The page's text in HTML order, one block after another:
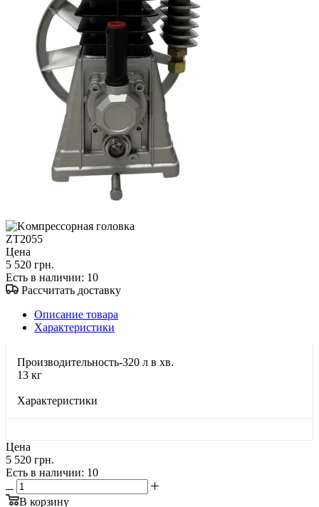
Цена
5 520 грн.
Есть в наличии: 10
Рассчитать доставку
Описание товара
Характеристики
Производительность-320 л в хв.
13 кг
Характеристики
Цена
5 520 грн.
Есть в наличии: 10
В корзину